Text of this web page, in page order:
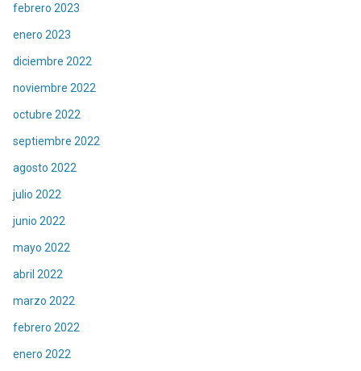
febrero 2023
enero 2023
diciembre 2022
noviembre 2022
octubre 2022
septiembre 2022
agosto 2022
julio 2022
junio 2022
mayo 2022
abril 2022
marzo 2022
febrero 2022
enero 2022